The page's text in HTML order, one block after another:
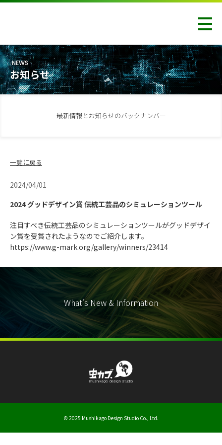
NEWS
お知らせ
最新情報とお知らせのバックナンバー
一覧に戻る
2024/04/01
2024 グッドデザイン賞 伝統工芸品のシミュレーションツール
注目すべき伝統工芸品のシミュレーションツールがグッドデザイ
ン賞を受賞されたようなのでご紹介します。
https://www.g-mark.org/gallery/winners/23414
What's New & Information
© 2025 Mushikago Design Studio Co., Ltd.